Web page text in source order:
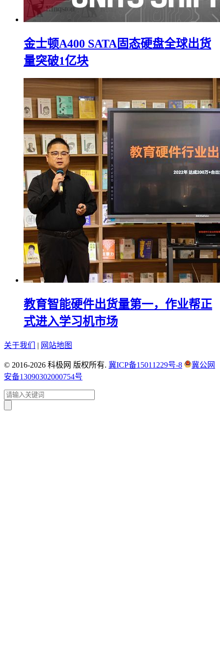
金士顿A400 SATA固态硬盘全球出货
量突破1亿块
教育智能硬件出货量第一，作业帮正
式进入学习机市场
关于我们 | 网站地图
© 2016-2026 科极网 版权所有. 冀ICP备15011229号-8
冀公网
安备13090302000754号